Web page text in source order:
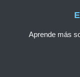
Aprende más